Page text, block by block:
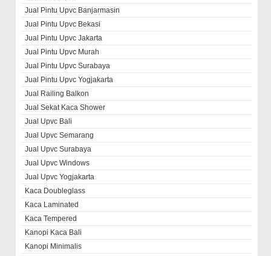
Jual Pintu Upvc Banjarmasin
Jual Pintu Upvc Bekasi
Jual Pintu Upvc Jakarta
Jual Pintu Upvc Murah
Jual Pintu Upvc Surabaya
Jual Pintu Upvc Yogjakarta
Jual Railing Balkon
Jual Sekat Kaca Shower
Jual Upvc Bali
Jual Upvc Semarang
Jual Upvc Surabaya
Jual Upvc Windows
Jual Upvc Yogjakarta
Kaca Doubleglass
Kaca Laminated
Kaca Tempered
Kanopi Kaca Bali
Kanopi Minimalis